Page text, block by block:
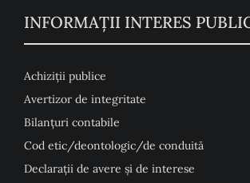
INFORMAȚII INTERES
Achiziții publice
Avertizor de integritate
Bilanțuri contabile
Cod etic/deontologic/de conduită
Declarații de avere și de interese